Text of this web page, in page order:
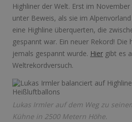
Highliner der Welt. Erst im
unter Beweis, als sie im
eine Highline überquerten, die
gespannt war. Ein neuer Rekord! Die
jemals gespannt wurde. Hier gibt es
Weltrekordversuch.
Lukas Irmler auf dem Weg zu
Kühne in 2500 Metern Höhe.